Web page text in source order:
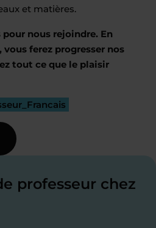
et matières.
nous rejoindre. En
ferez progresser nos
tout ce que le plaisir
professeur chez